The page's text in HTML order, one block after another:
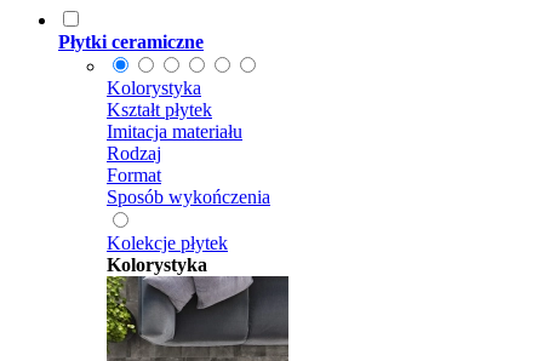
Płytki ceramiczne
Kolorystyka
Kształt płytek
Imitacja materiału
Rodzaj
Format
Sposób wykończenia
Kolekcje płytek
Kolorystyka